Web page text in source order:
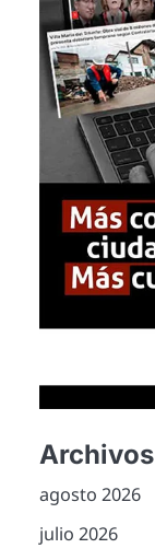
Archivos
agosto 2026
julio 2026